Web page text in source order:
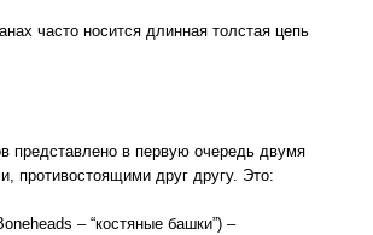
часто носится длинная толстая цепь
представлено в первую очередь двумя
противостоящими друг другу. Это:
– “костяные башки”) –